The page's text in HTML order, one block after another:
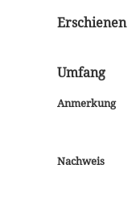
Erschienen
Umfang
Anmerkung
Nachweis